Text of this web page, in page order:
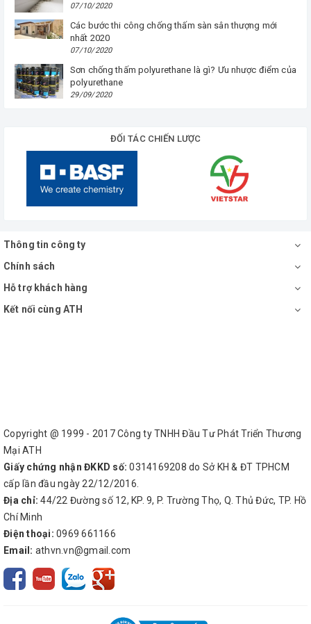
07/10/2020
Các bước thi công chống thấm sàn sân thượng mới
nhất 2020
07/10/2020
Sơn chống thấm polyurethane là gì? Ưu nhược điểm của
polyurethane
29/09/2020
ĐỐI TÁC CHIẾN LƯỢC
Thông tin công ty
Chính sách
Hỗ trợ khách hàng
Kết nối cùng ATH
Copyright @ 1999 - 2017 Công ty TNHH Đầu Tư Phát Triển Thương
Mại ATH
Giấy chứng nhận ĐKKD số: 0314169208 do Sở KH & ĐT TPHCM
cấp lần đầu ngày 22/12/2016.
Địa chỉ: 44/22 Đường số 12, KP. 9, P. Trường Thọ, Q. Thủ Đức, TP. Hồ
Chí Minh
Điện thoại: 0969 661166
Email: athvn.vn@gmail.com